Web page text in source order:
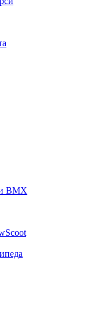
BMX